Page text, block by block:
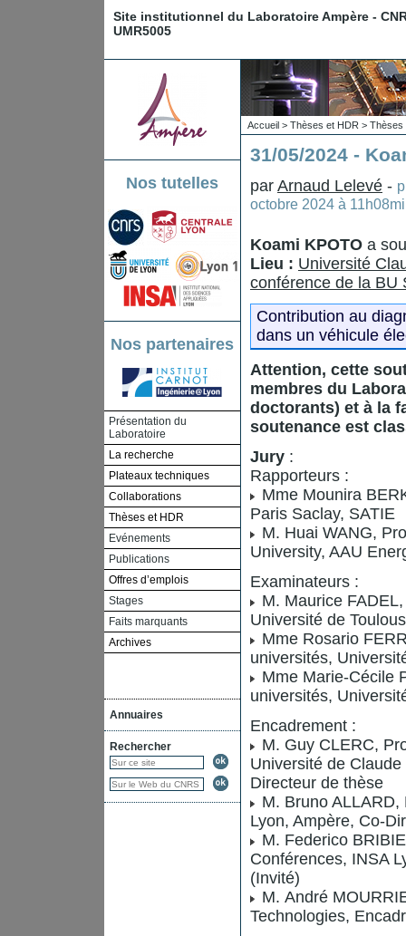
Site institutionnel du Laboratoire Ampère -
UMR5005
Nos tutelles
Nos partenaires
Présentation du
Laboratoire
La recherche
Plateaux techniques
Collaborations
Thèses et HDR
Evénements
Publications
Offres d’emplois
Stages
Faits marquants
Archives
Annuaires
Rechercher
Accueil > Thèses et HDR > Thèses
31/05/2024 -
par Arnaud Lelevé -
octobre 2024 à
Koami KPOTO a
Lieu : Université
conférence de la BU
Contribution au
dans un véhicule
Attention, cette
membres du
doctorants) et à la
soutenance est
Jury :
Rapporteurs :
Mme Mounira
Paris Saclay, SATIE
M. Huai WANG,
University, AAU
Examinateurs :
M. Maurice
Université de
Mme Rosario
universités,
Mme Marie-Cécile
universités,
Encadrement :
M. Guy CLERC,
Université de
Directeur de thèse
M. Bruno
Lyon, Ampère, Co-
M. Federico
Conférences, INSA
(Invité)
M. André
Technologies,